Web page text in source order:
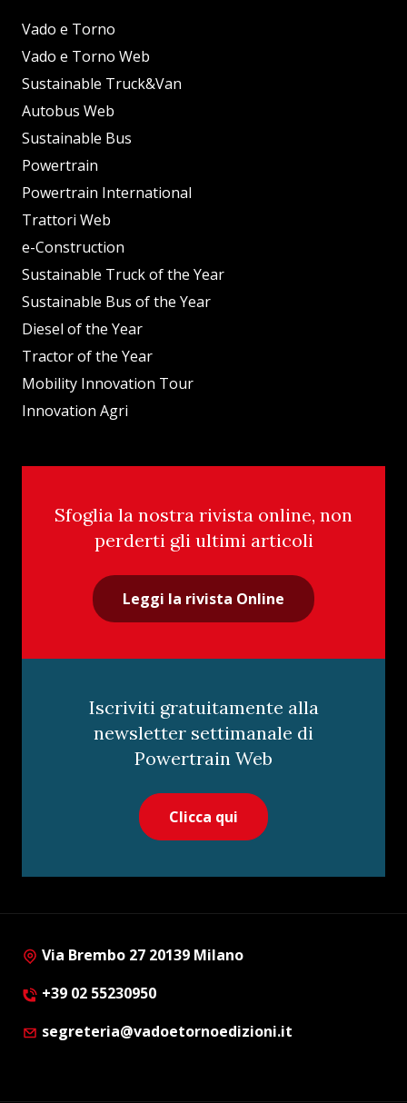
Vado e Torno
Vado e Torno Web
Sustainable Truck&Van
Autobus Web
Sustainable Bus
Powertrain
Powertrain International
Trattori Web
e-Construction
Sustainable Truck of the Year
Sustainable Bus of the Year
Diesel of the Year
Tractor of the Year
Mobility Innovation Tour
Innovation Agri
Sfoglia la nostra rivista online, non
perderti gli ultimi articoli
Leggi la rivista Online
Iscriviti gratuitamente alla
newsletter settimanale di
Powertrain Web
Clicca qui
Via Brembo 27 20139 Milano
+39 02 55230950
segreteria@vadoetornoedizioni.it